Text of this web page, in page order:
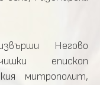
Негово
епископ
митрополит,